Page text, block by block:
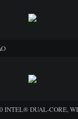
INTEL® DUAL-CORE,